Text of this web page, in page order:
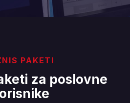
PAKETI
za poslovne